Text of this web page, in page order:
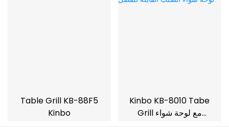
Table Grill KB-88F5
Kinbo
Kinbo KB-8010 Tabe
Grill مع لوحة شواء